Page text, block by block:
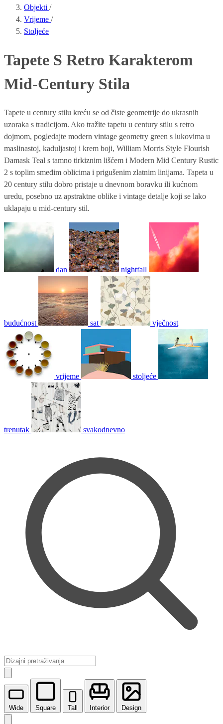
Objekti /
Vrijeme /
Stoljeće
Tapete S Retro Karakterom
Mid-Century Stila
Tapete u century stilu kreću se od čiste geometrije do ukrasnih
uzoraka s tradicijom. Ako tražite tapetu u century stilu s retro
dojmom, pogledajte modern vintage geometry green s lukovima u
maslinastoj, kaduljastoj i krem boji, William Morris Style Flourish
Damask Teal s tamno tirkiznim lišćem i Modern Mid Century Rustic
2 s toplim smeđim oblicima i prigušenim zlatnim linijama. Tapeta u
20 century stilu dobro pristaje u dnevnom boravku ili kućnom
uredu, posebno uz apstraktne oblike i vintage detalje koji se lako
uklapaju u mid-century stil.
dan nightfall
budućnost sat vječnost
vrijeme stoljeće
trenutak svakodnevno
Wide Square Tall Interior Design